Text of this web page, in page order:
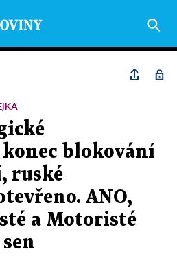
blokování
ruské
ANO,
a Motoristé